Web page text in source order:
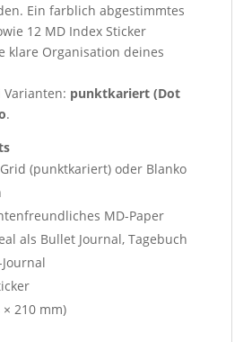
Ein farblich abgestimmtes
12 MD Index Sticker
klare Organisation deines
punktkariert (Dot
.
(punktkariert) oder Blanko
MD-Paper
als Bullet Journal, Tagebuch
× 210 mm)